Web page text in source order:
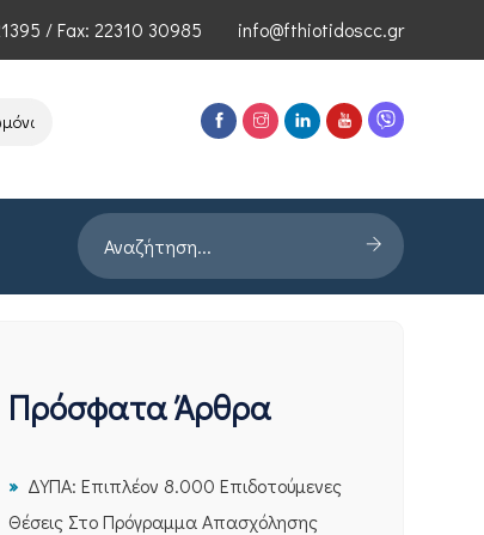
/ Fax: 22310 30985 info@fthiotidoscc.gr
Τεχνολογιών Αιχμής του ΕΦΕΠΑΕ Παρουσίαση Έρευνας
Πρόσφατα Άρθρα
ΔΥΠΑ: Επιπλέον 8.000 Επιδοτούμενες
Θέσεις Στο Πρόγραμμα Απασχόλησης